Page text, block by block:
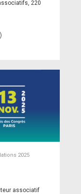
220
2025
associatif